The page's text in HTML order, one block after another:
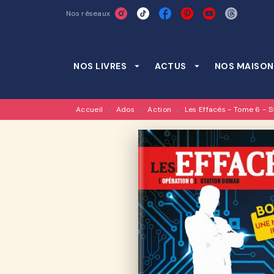
RECHERCHE CONTENU
Nos réseaux
NOS LIVRES arrow_drop_down ACTUS arrow_drop_down NOS
Accueil • Ados • Action • Les Effacés - Tome 6 -